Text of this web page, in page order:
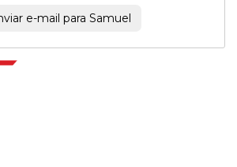
e-mail para Samuel